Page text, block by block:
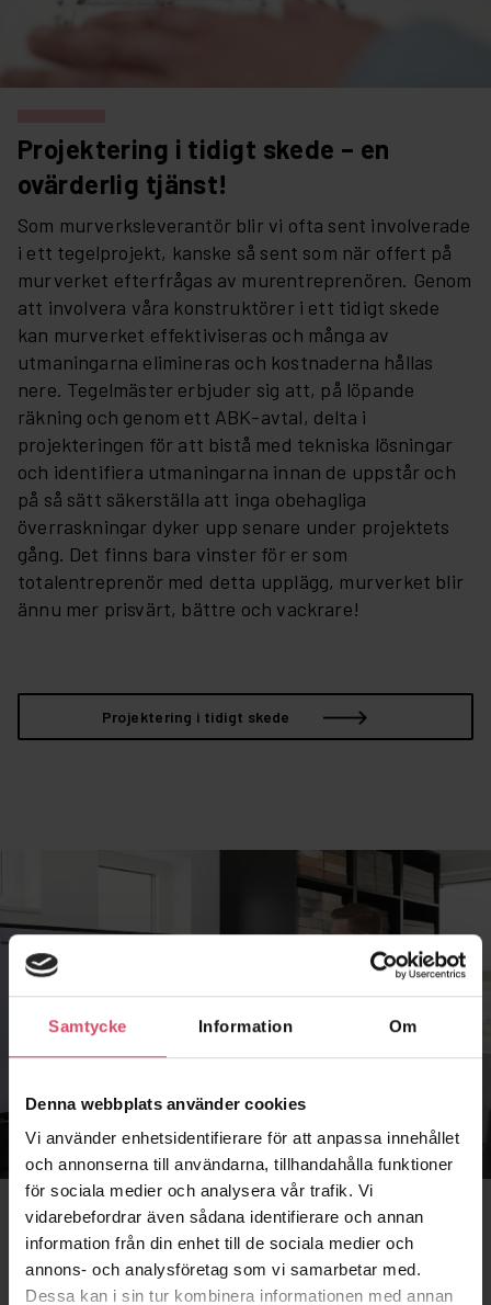
Samtycke Information Om
Denna webbplats använder cookies
Vi använder enhetsidentifierare för att anpassa innehållet
och annonserna till användarna, tillhandahålla funktioner
för sociala medier och analysera vår trafik. Vi
vidarebefordrar även sådana identifierare och annan
information från din enhet till de sociala medier och
annons- och analysföretag som vi samarbetar med.
Dessa kan i sin tur kombinera informationen med annan
Projektering i tidigt skede – en
ovärderlig tjänst!
Som murverksleverantör blir vi ofta sent involverade
i ett tegelprojekt, kanske så sent som när offert på
murverket efterfrågas av murentreprenören. Genom
att involvera våra konstruktörer i ett tidigt skede
kan murverket effektiviseras och många av
utmaningarna elimineras och kostnaderna hållas
nere. Tegelmäster erbjuder sig att, på löpande
räkning och genom ett ABK-avtal, delta i
projekteringen för att bistå med tekniska lösningar
och identifiera utmaningarna innan de uppstår och
på så sätt säkerställa att inga obehagliga
överraskningar dyker upp senare under projektets
gång. Det finns bara vinster för er som
totalentreprenör med detta upplägg, murverket blir
ännu mer prisvärt, bättre och vackrare!
Projektering i tidigt skede
Kostnadsfria utbildningar
Vi vill vara mer än endast din leverantör av tegel.